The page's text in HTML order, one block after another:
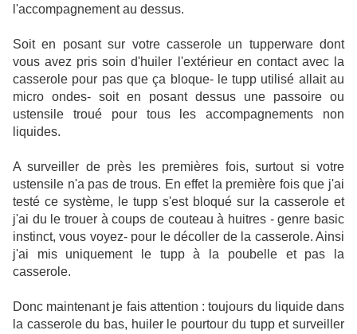
l'accompagnement au dessus.
Soit en posant sur votre casserole un tupperware dont
vous avez pris soin d'huiler l'extérieur en contact avec la
casserole pour pas que ça bloque- le tupp utilisé allait au
micro ondes- soit en posant dessus une passoire ou
ustensile troué pour tous les accompagnements non
liquides.
A surveiller de près les premières fois, surtout si votre
ustensile n'a pas de trous. En effet la première fois que j'ai
testé ce système, le tupp s'est bloqué sur la casserole et
j'ai du le trouer à coups de couteau à huitres - genre basic
instinct, vous voyez- pour le décoller de la casserole. Ainsi
j'ai mis uniquement le tupp à la poubelle et pas la
casserole.
Donc maintenant je fais attention : toujours du liquide dans
la casserole du bas, huiler le pourtour du tupp et surveiller